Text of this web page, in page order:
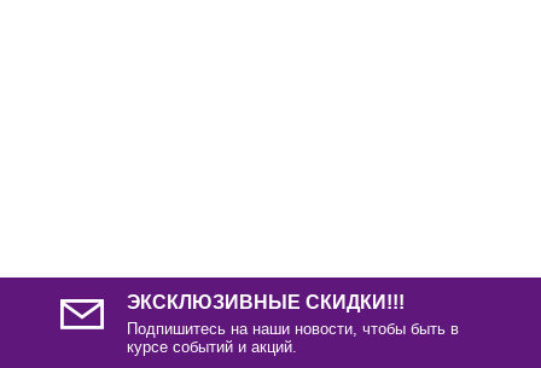
ЭКСКЛЮЗИВНЫЕ СКИДКИ!!!
Подпишитесь на наши новости, чтобы быть в
курсе событий и акций.